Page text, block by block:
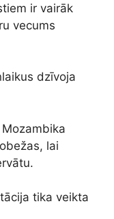
ir vairāk
vecums
dzīvoja
lai
tika veikta